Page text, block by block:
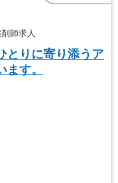
師求人
とりに寄り添うア
す。